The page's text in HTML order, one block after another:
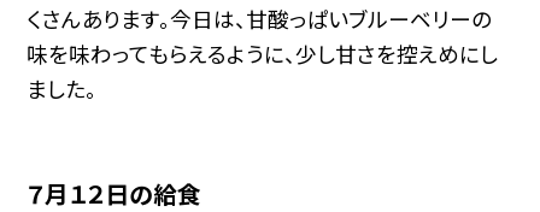
くさんあります。今日は、甘酸っぱいブルーベリーの
味を味わってもらえるように、少し甘さを控えめにし
ました。
７月１２日の給食